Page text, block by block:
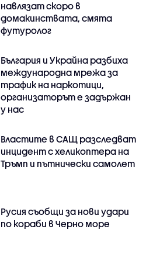
навлязат скоро в
домакинствата, смята
футуролог
България и Украйна разбиха
международна мрежа за
трафик на наркотици,
организаторът е задържан
у нас
Властите в САЩ разследват
инцидент с хеликоптера на
Тръмп и пътнически самолет
Русия съобщи за нови удари
по кораби в Черно море